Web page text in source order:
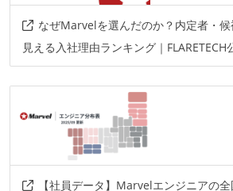
なぜMarvelを選んだのか？内定者・
見える入社理由ランキング｜FLARETECH
【社員データ】Marvelエンジニアの